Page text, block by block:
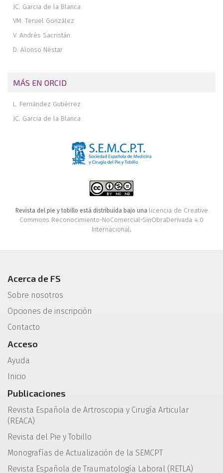
JC. Garcia de la Blanca
VM. Teruel González
V. Andrés Sacristán
D. Alonso Néstar
MÁS EN ORCID
L. Fernández Gutiérrez
JC. Garcia de la Blanca
Revista del pie y tobillo está distribuida bajo una licencia de Creative
Commons Reconocimiento-NoComercial-SinObraDerivada 4.0
Internacional.
Acerca de FS
Sobre nosotros
Opciones de inscripción
Contacto
Acceso
Ayuda
Inicio
Publicaciones
Revista Española de Artroscopia y Cirugía Articular
(REACA)
Revista del Pie y Tobillo
Monografías de Actualización de la SEMCPT
Revista Española de Traumatología Laboral (RETLA)